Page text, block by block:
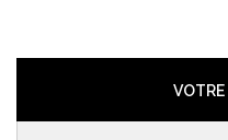
VOTRE